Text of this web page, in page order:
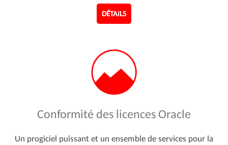
DÉTAILS
Conformité des licences Oracle
Un progiciel puissant et un ensemble de services pour la